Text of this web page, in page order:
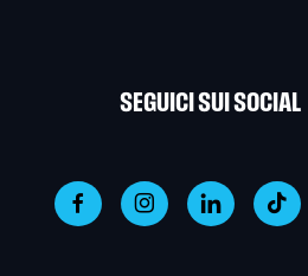
SEGUICI SUI SOCIAL